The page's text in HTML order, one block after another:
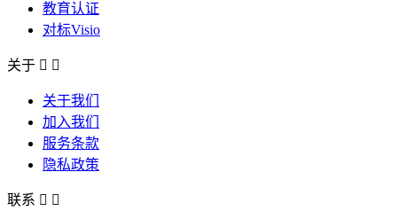
教育认证
对标Visio
关于  
关于我们
加入我们
服务条款
隐私政策
联系  